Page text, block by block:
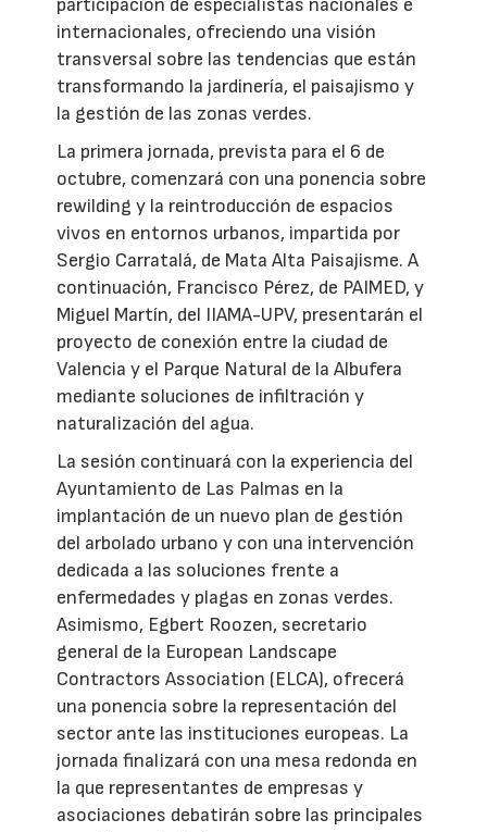
participación de especialistas nacionales e
internacionales, ofreciendo una visión
transversal sobre las tendencias que están
transformando la jardinería, el paisajismo y
la gestión de las zonas verdes.
La primera jornada, prevista para el 6 de
octubre, comenzará con una ponencia sobre
rewilding y la reintroducción de espacios
vivos en entornos urbanos, impartida por
Sergio Carratalá, de Mata Alta Paisajisme. A
continuación, Francisco Pérez, de PAIMED, y
Miguel Martín, del IIAMA-UPV, presentarán el
proyecto de conexión entre la ciudad de
Valencia y el Parque Natural de la Albufera
mediante soluciones de infiltración y
naturalización del agua.
La sesión continuará con la experiencia del
Ayuntamiento de Las Palmas en la
implantación de un nuevo plan de gestión
del arbolado urbano y con una intervención
dedicada a las soluciones frente a
enfermedades y plagas en zonas verdes.
Asimismo, Egbert Roozen, secretario
general de la European Landscape
Contractors Association (ELCA), ofrecerá
una ponencia sobre la representación del
sector ante las instituciones europeas. La
jornada finalizará con una mesa redonda en
la que representantes de empresas y
asociaciones debatirán sobre las principales